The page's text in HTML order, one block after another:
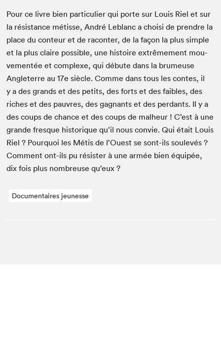
Pour ce livre bien par­ti­c­uli­er qui porte sur Louis Riel et sur
la résis­tance métisse, André Leblanc a choisi de pren­dre la
place du con­teur et de racon­ter, de la façon la plus sim­ple
et la plus claire pos­si­ble, une his­toire extrême­ment mou­
ve­men­tée et com­plexe, qui débute dans la brumeuse
Angleterre au17e siè­cle. Comme dans tous les con­tes, il
y a des grands et des petits, des forts et des faibles, des
rich­es et des pau­vres, des gag­nants et des per­dants. Il y a
des coups de chance et des coups de mal­heur ! C’est à une
grande fresque his­torique qu’il nous con­vie. Qui était Louis
Riel ? Pourquoi les Métis de l’Ouest se sont-ils soulevés ?
Com­ment ont-ils pu résis­ter à une armée bien équipée,
dix fois plus nom­breuse qu’eux ?
Documentaires jeunesse